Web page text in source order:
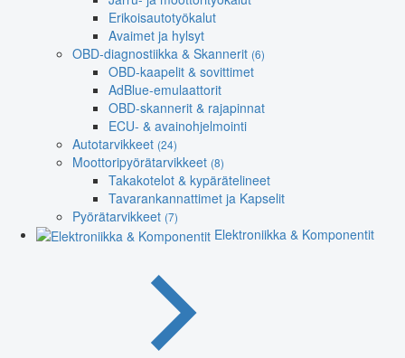
Erikoisautotyökalut
Avaimet ja hylsyt
OBD-diagnostiikka & Skannerit (6)
OBD-kaapelit & sovittimet
AdBlue-emulaattorit
OBD-skannerit & rajapinnat
ECU- & avainohjelmointi
Autotarvikkeet (24)
Moottoripyörätarvikkeet (8)
Takakotelot & kypärätelineet
Tavarankannattimet ja Kapselit
Pyörätarvikkeet (7)
Elektroniikka & Komponentit